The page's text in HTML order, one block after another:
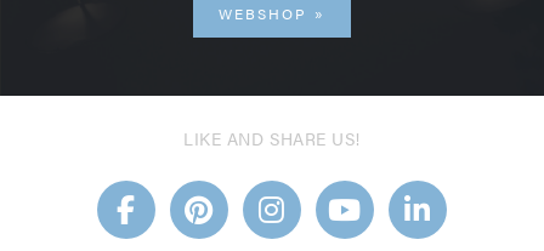
WEBSHOP
LIKE AND SHARE US!